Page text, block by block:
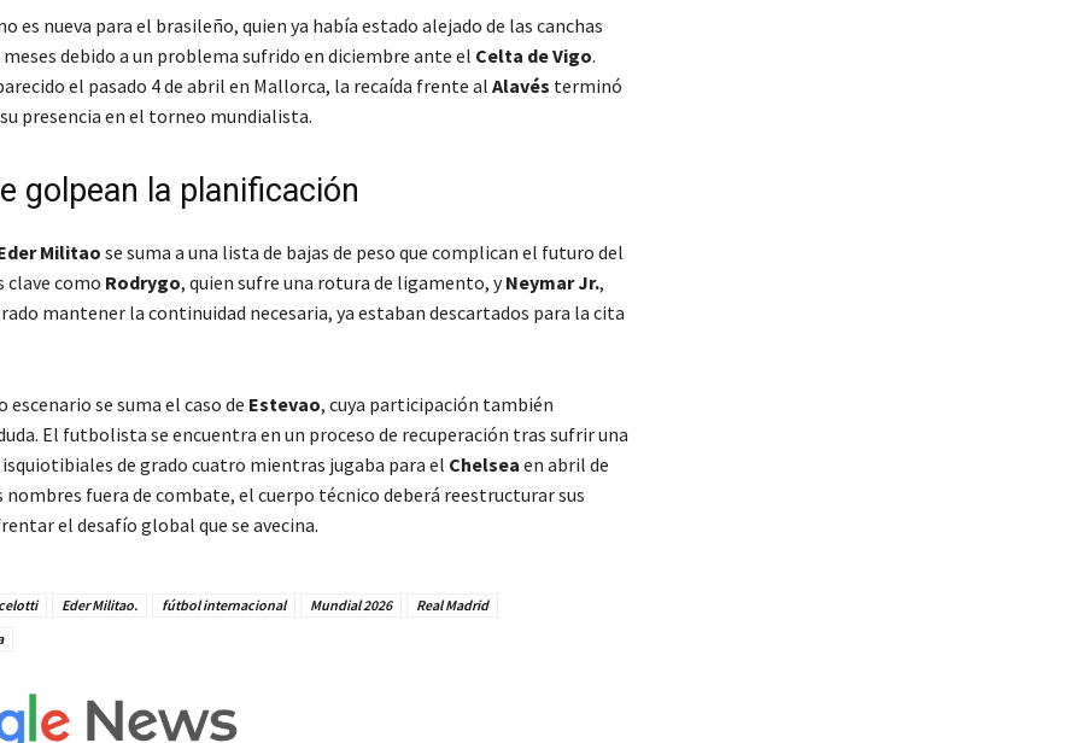
es nueva para el brasileño, quien ya había estado alejado de las canchas
debido a un problema sufrido en diciembre ante el Celta de Vigo.
el pasado 4 de abril en Mallorca, la recaída frente al Alavés terminó
presencia en el torneo mundialista.
golpean la planificación
Militaose suma a una lista de bajas de peso que complican el futuro del
clave como Rodrygo, quien sufre una rotura de ligamento, yNeymar Jr.,
mantener la continuidad necesaria, ya estaban descartados para la cita
escenario se suma el caso de Estevao, cuya participación también
El futbolista se encuentra en un proceso de recuperación tras sufrir una
de grado cuatro mientras jugaba para el Chelsea en abril de
nombres fuera de combate, el cuerpo técnico deberá reestructurar sus
el desafío global que se avecina.
Eder Militao. fútbol internacional Mundial 2026
Real Madrid